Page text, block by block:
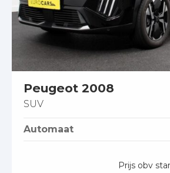
Peugeot 2008
SUV
Automaat
Prijs obv